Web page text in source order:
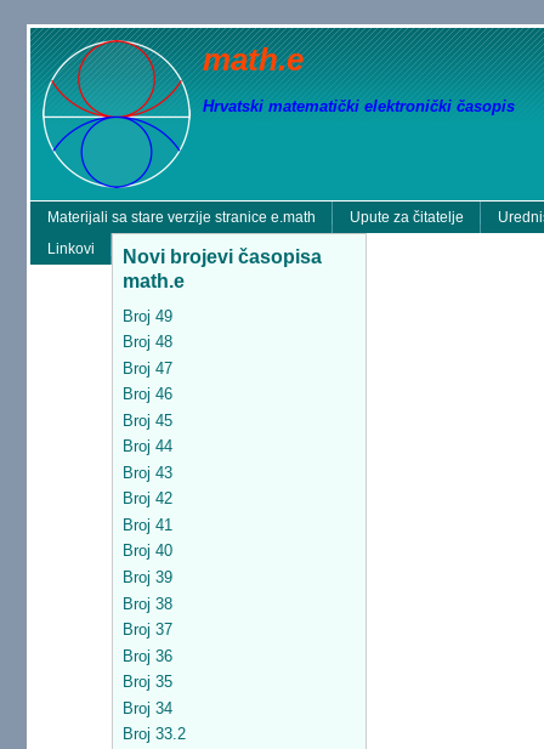
math.e
Hrvatski matematički elektronički časopis
Materijali sa stare verzije stranice e.math Upute za čitatelje
Linkovi
Novi brojevi časopisa
math.e
Broj 49
Broj 48
Broj 47
Broj 46
Broj 45
Broj 44
Broj 43
Broj 42
Broj 41
Broj 40
Broj 39
Broj 38
Broj 37
Broj 36
Broj 35
Broj 34
Broj 33.2